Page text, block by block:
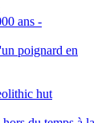
ans -
poignard en
hut